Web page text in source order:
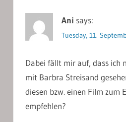
Ani says:
Tuesday, 11.
Dabei fällt mir auf, dass ich
mit Barbra Streisand
diesen bzw. einen Film zum
empfehlen?